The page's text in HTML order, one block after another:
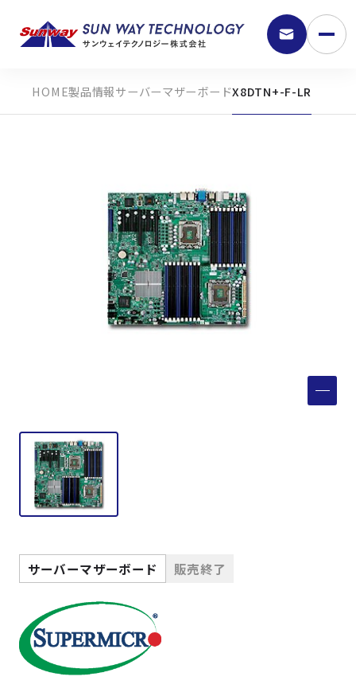
9:30 - 18:00
弊社の強み
サービス
サポート
会社案内
製品情報サーバーマザーボードX8DTN+-F-LR
サーバーマザーボード 販売終了